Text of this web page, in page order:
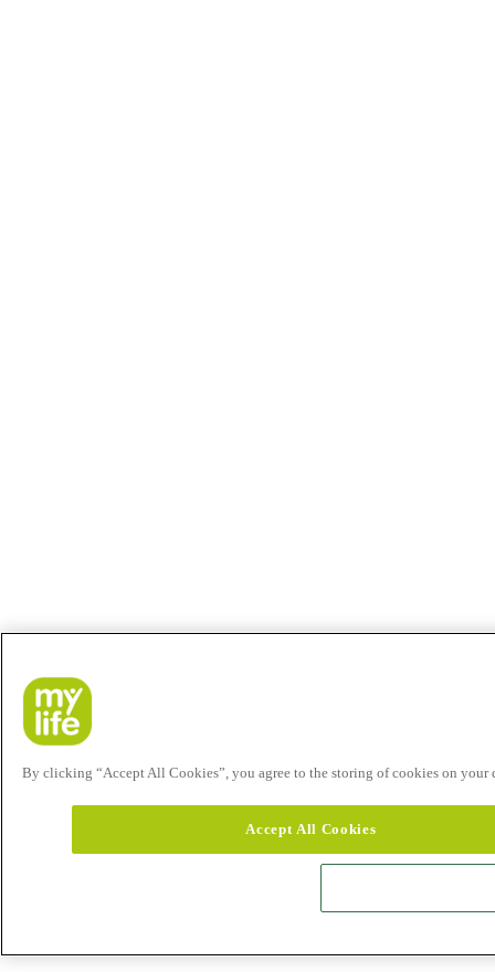
By clicking “Accept All Cookies”, you agree to the storing of cookies on your
Accept All Cookies